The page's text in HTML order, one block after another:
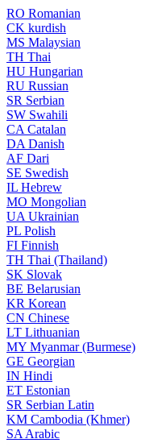
RO Romanian
CK kurdish
MS Malaysian
TH Thai
HU Hungarian
RU Russian
SR Serbian
SW Swahili
CA Catalan
DA Danish
AF Dari
SE Swedish
IL Hebrew
MO Mongolian
UA Ukrainian
PL Polish
FI Finnish
TH Thai (Thailand)
SK Slovak
BE Belarusian
KR Korean
CN Chinese
LT Lithuanian
MY Myanmar (Burmese)
GE Georgian
IN Hindi
ET Estonian
SR Serbian Latin
KM Cambodia (Khmer)
SA Arabic